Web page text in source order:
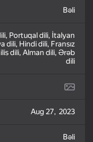
Bəli
Portuqal dili, İtalyan
dili, Hindi dili, Fransız
dili, Alman dili, Ərəb
dili
Aug 27, 2023
Bəli